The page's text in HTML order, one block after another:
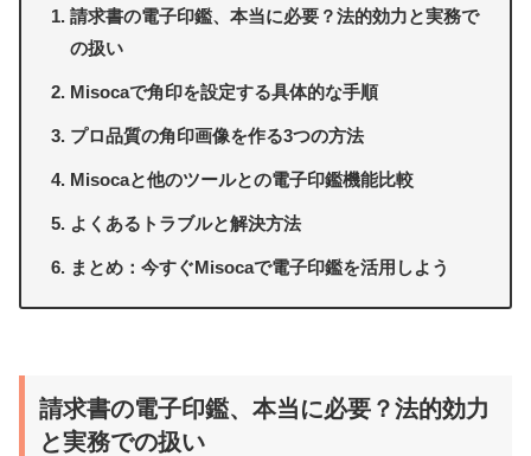
請求書の電子印鑑、本当に必要？法的効力と実務で
の扱い
Misocaで角印を設定する具体的な手順
プロ品質の角印画像を作る3つの方法
Misocaと他のツールとの電子印鑑機能比較
よくあるトラブルと解決方法
まとめ：今すぐMisocaで電子印鑑を活用しよう
請求書の電子印鑑、本当に必要？法的効力
と実務での扱い